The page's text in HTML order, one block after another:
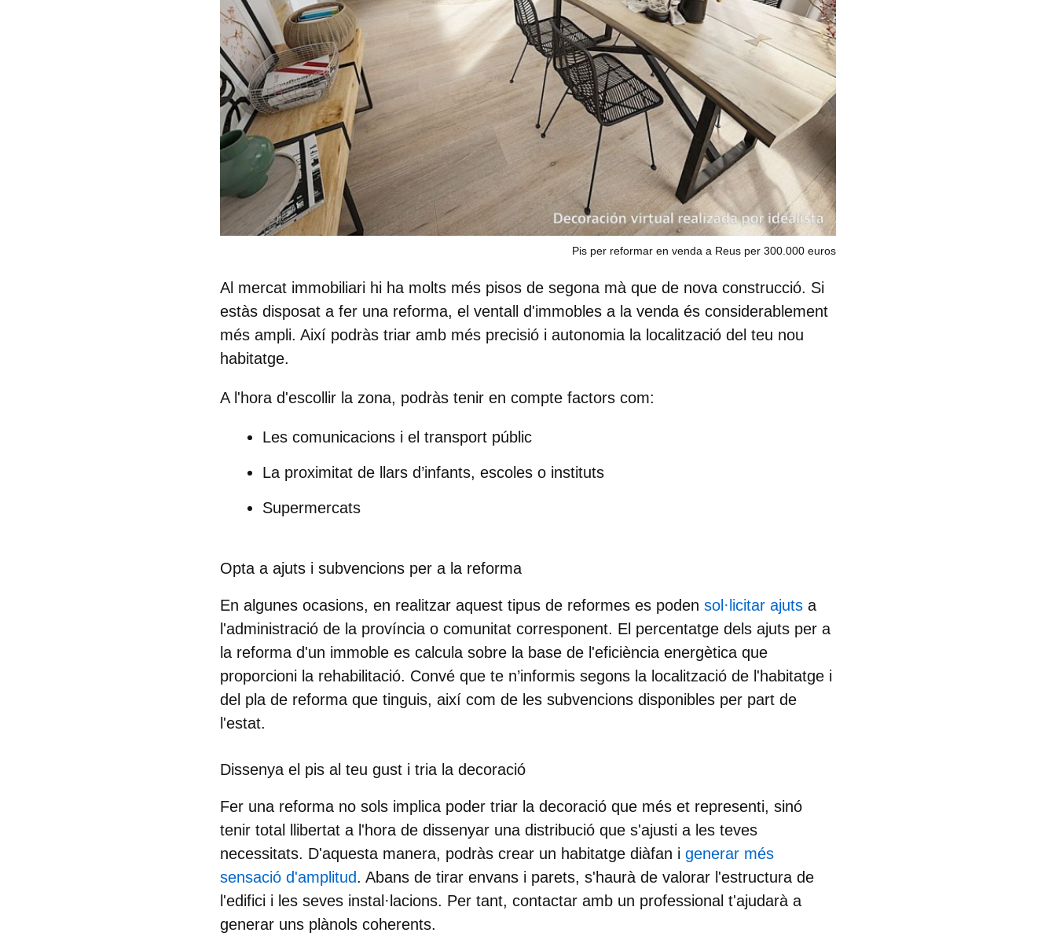
Pis per reformar en venda a Reus per 300.000 euros
Al mercat immobiliari hi ha molts més pisos de segona mà que de nova construcció. Si
estàs disposat a fer una reforma, el ventall d'immobles a la venda és considerablement
més ampli. Així podràs triar amb més precisió i autonomia la localització del teu nou
habitatge.
A l'hora d'escollir la zona, podràs tenir en compte factors com:
Les comunicacions i el transport públic
La proximitat de llars d’infants, escoles o instituts
Supermercats
Opta a ajuts i subvencions per a la reforma
En algunes ocasions, en realitzar aquest tipus de reformes es poden sol·licitar ajuts a
l'administració de la província o comunitat corresponent. El percentatge dels ajuts per a
la reforma d'un immoble es calcula sobre la base de l'eficiència energètica que
proporcioni la rehabilitació. Convé que te n’informis segons la localització de l'habitatge i
del pla de reforma que tinguis, així com de les subvencions disponibles per part de
l'estat.
Dissenya el pis al teu gust i tria la decoració
Fer una reforma no sols implica poder triar la decoració que més et representi, sinó
tenir total llibertat a l'hora de dissenyar una distribució que s'ajusti a les teves
necessitats. D'aquesta manera, podràs crear un habitatge diàfan i generar més
sensació d'amplitud. Abans de tirar envans i parets, s'haurà de valorar l'estructura de
l'edifici i les seves instal·lacions. Per tant, contactar amb un professional t'ajudarà a
generar uns plànols coherents.